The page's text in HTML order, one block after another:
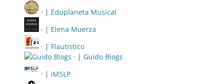
· | Eduplaneta Musical
· | Elena Muerza
· | Flautistico
· | Guido Blogs
· | IMSLP